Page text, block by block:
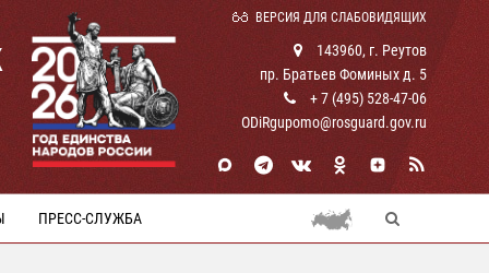
ВЕРСИЯ ДЛЯ СЛАБОВИДЯЩИХ
143960, г. Реутов
пр. Братьев Фоминых д. 5
+ 7 (495) 528-47-06
ODiRgupomo@rosguard.gov.ru
ПРЕСС-СЛУЖБА